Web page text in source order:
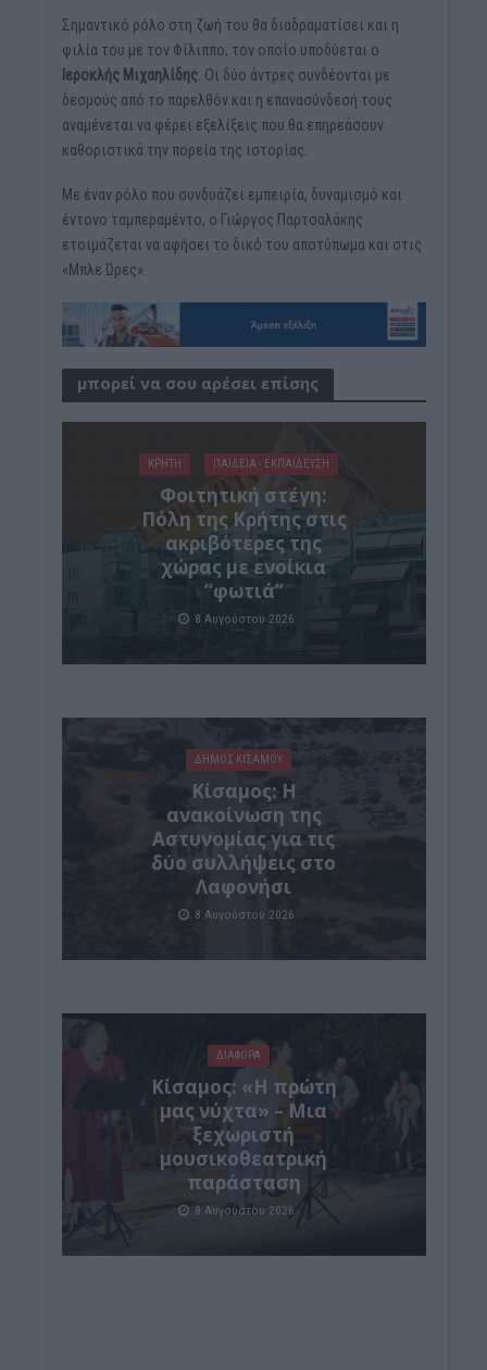
Σημαντικό ρόλο στη ζωή του θα διαδραματίσει και η
φιλία του με τον Φίλιππο, τον οποίο υποδύεται ο
Ιεροκλής Μιχαηλίδης. Οι δύο άντρες συνδέονται με
δεσμούς από το παρελθόν και η επανασύνδεσή τους
αναμένεται να φέρει εξελίξεις που θα επηρεάσουν
καθοριστικά την πορεία της ιστορίας.
Με έναν ρόλο που συνδυάζει εμπειρία, δυναμισμό και
έντονο ταμπεραμέντο, ο Γιώργος Παρτσαλάκης
ετοιμάζεται να αφήσει το δικό του αποτύπωμα και στις
«Μπλε Ώρες».
μπορεί να σου αρέσει επίσης
ΚΡΗΤΗ ΠΑΙΔΕΙΑ - ΕΚΠΑΙΔΕΥΣΗ
Φοιτητική στέγη:
Πόλη της Κρήτης στις
ακριβότερες της
χώρας με ενοίκια
“φωτιά”
8 Αυγούστου 2026
ΔΉΜΟΣ ΚΙΣΆΜΟΥ
Κίσαμος: Η
ανακοίνωση της
Αστυνομίας για τις
δύο συλλήψεις στο
Λαφονήσι
8 Αυγούστου 2026
ΔΙΆΦΟΡΑ
Κίσαμος: «Η πρώτη
μας νύχτα» – Μια
ξεχωριστή
μουσικοθεατρική
παράσταση
8 Αυγούστου 2026